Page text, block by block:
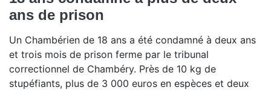
ans de prison
Un Chambérien de 18 ans a été condamné à deux ans
et trois mois de prison ferme par le tribunal
correctionnel de Chambéry. Près de 10 kg de
stupéfiants, plus de 3 000 euros en espèces et deux